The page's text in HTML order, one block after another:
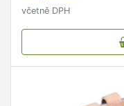
včetně DPH